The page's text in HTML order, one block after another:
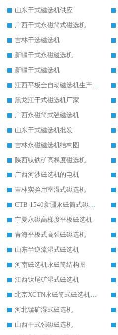
山东干式磁选机供应
广西干式永磁筒式磁选机
吉林干选磁选机
新疆干式永磁磁选机
新疆干式磁选机
江西平板全自动磁选机生产厂家
黑龙江干式磁选机厂家
广西永磁筒式强磁选机
山东干式磁选机批发
吉林永磁磁选机结构图
陕西钛铁矿高梯度磁选机
广西河沙磁选机的电机
吉林实验用室湿式磁选机
CTB-1540新疆永磁筒式磁选机
宁夏永磁高梯度平板磁选机
青海平板式高强磁磁选机
山东半逆流湿式磁选机
河南磁选机永磁筒结构图
江西钛尾矿湿式磁选机
北京XCTN永磁筒式磁选机磁块位置
河北锰矿湿式磁选机
山西干式强磁磁选机